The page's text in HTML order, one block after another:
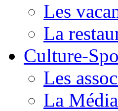
Les
La
Culture-
Les
La